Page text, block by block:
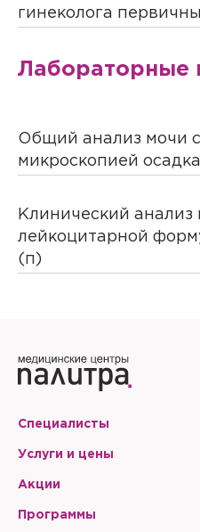
гинеколога
Лабораторные
Общий анализ мочи с
микроскопией
Клинический анализ
лейкоцитарной
(п)
Специалисты
Услуги и цены
Акции
Программы